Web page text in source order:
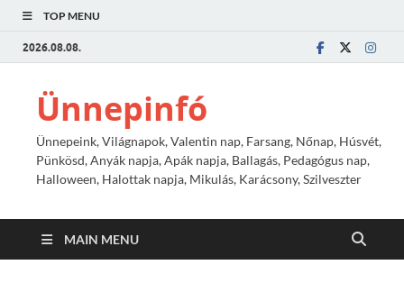
TOP MENU
2026.08.08.
Ünnepinfó
Ünnepeink, Világnapok, Valentin nap, Farsang, Nőnap, Húsvét,
Pünkösd, Anyák napja, Apák napja, Ballagás, Pedagógus nap,
Halloween, Halottak napja, Mikulás, Karácsony, Szilveszter
MAIN MENU